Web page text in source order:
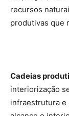
recursos
produtivas que
Cadeias
interiorização
infraestrutura e